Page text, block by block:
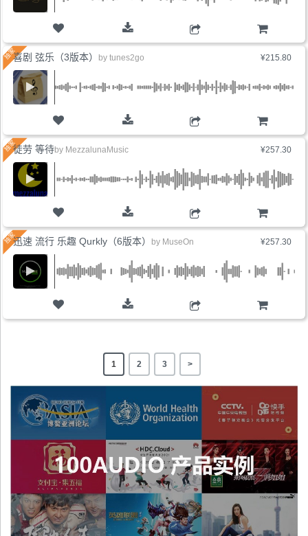
购物车
¥215.80
购物车
喜剧 弦乐（3版本） by tunes2go
¥257.30
购物车
徒劳 等待by MezzalunaMusic
¥257.30
购物车
迅速 流行 乐趣 Qurkly（6版本） by MuseOn
1 2 3 >